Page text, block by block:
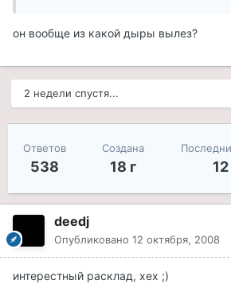
он вообще из какой дыры вылез?
2 недели спустя...
Ответов
538
Создана
18 г 12
deedj
Опубликовано 12 октября, 2008
интерестный расклад, хех ;)